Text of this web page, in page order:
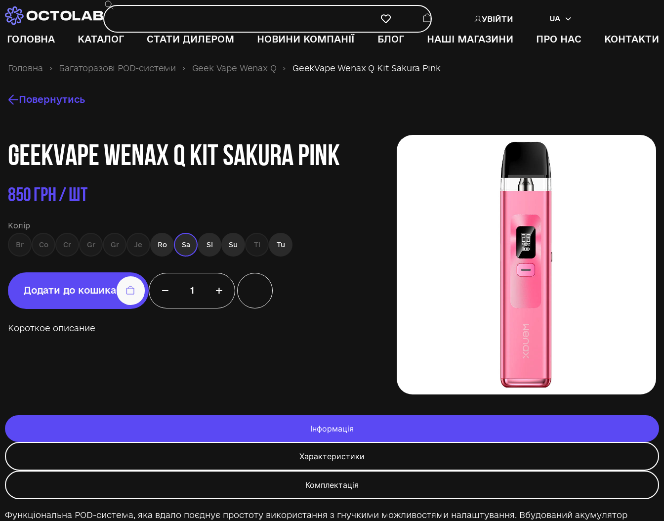
УВІЙТИ UA
ГОЛОВНА КАТАЛОГ СТАТИ ДИЛЕРОМ НОВИНИ КОМПАНІЇ БЛОГ НАШІ МАГАЗИНИ ПРО НАС КОНТАКТИ
Головна › Багаторазові POD-системи › Geek Vape Wenax Q › GeekVape Wenax Q Kit Sakura Pink
Повернутись
GeekVape Wenax Q Kit Sakura Pink
850ГРН / ШТ
Колір
Br Co Cr Gr Gr Je Ro Sa Si Su Ti Tu
− +
Додати до кошика
Короткое описание
Інформація
Характеристики
Комплектація
Функціональна POD-система, яка вдало поєднує простоту використання з гнучкими можливостями налаштування. Вбудований акумулятор